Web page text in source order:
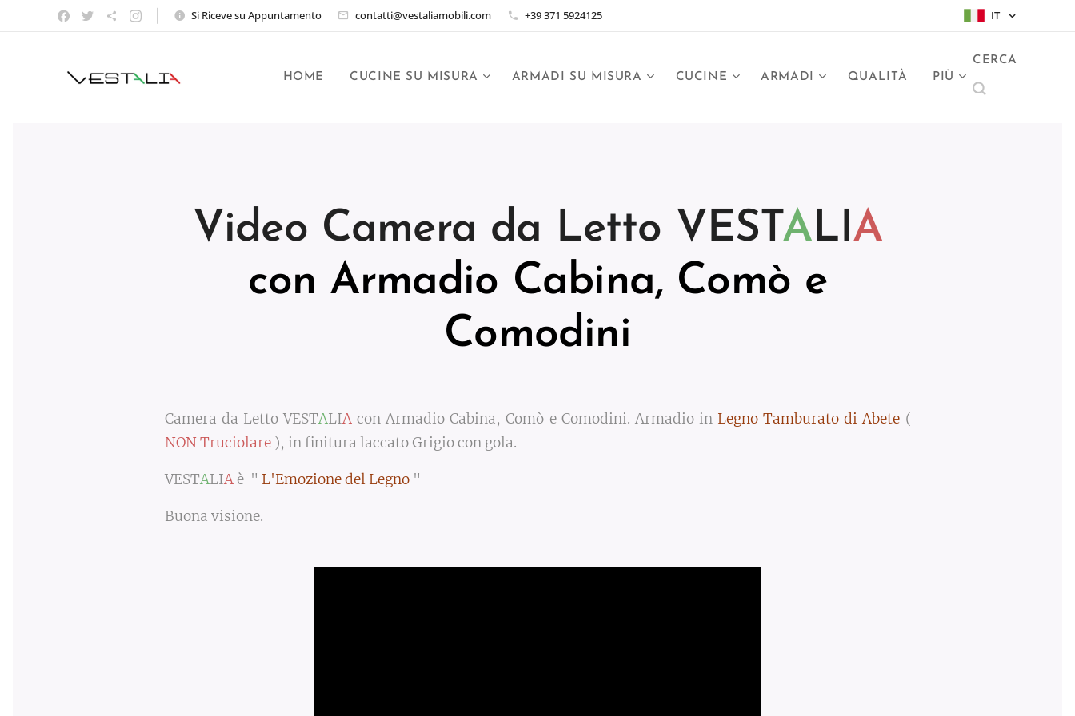
Si Riceve su Appuntamento contatti@vestaliamobili.com +39 371 5924125 IT
HOME CUCINE SU MISURA ARMADI SU MISURA CUCINE ARMADI QUALITÀ PIÙ
CERCA
Video Camera da Letto VESTALIA
con Armadio Cabina, Comò e
Comodini
Camera da Letto VESTALIAcon Armadio Cabina, Comò e Comodini. Armadio in Legno Tamburato di Abete (
NON Truciolare ), in finitura laccato Grigio con gola.
VESTALIAè" L'Emozione del Legno"
Buona visione.